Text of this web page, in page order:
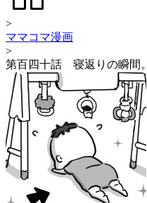
>
ママコマ漫画
>
第百四十話 寝返りの瞬間。